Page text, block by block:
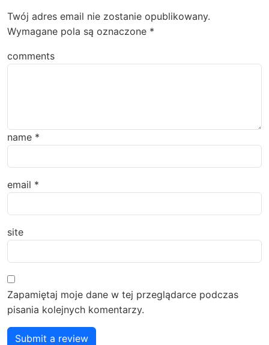
Twój adres email nie zostanie opublikowany.
Wymagane pola są oznaczone *
comments
name *
email *
site
Zapamiętaj moje dane w tej przeglądarce podczas
pisania kolejnych komentarzy.
Submit a review